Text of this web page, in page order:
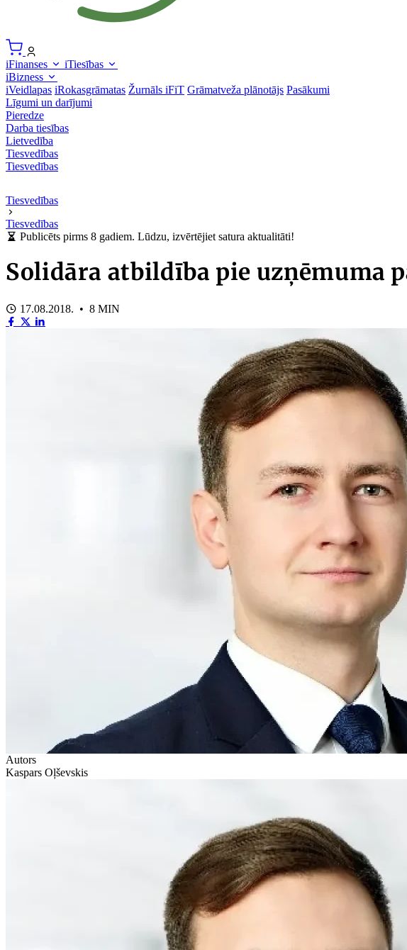
iFinanses
iTiesības
iBizness
iVeidlapas iRokasgrāmatas Žurnāls iFiT Grāmatveža plānotājs Pasākumi
Līgumi un darījumi
Pieredze
Darba tiesības
Lietvedība
Tiesvedības
Tiesvedības
Tiesvedības
Tiesvedības
Publicēts pirms 8 gadiem. Lūdzu, izvērtējiet satura aktualitāti!
Solidāra atbildība pie uzņēmuma
17.08.2018. • 8 MIN
Autors
Kaspars Oļševskis